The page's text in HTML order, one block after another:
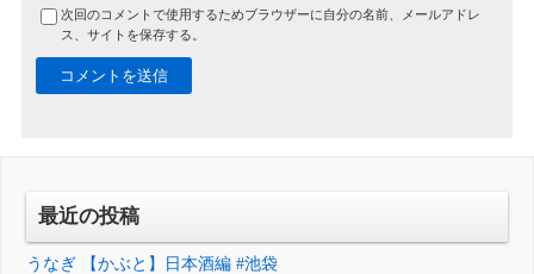
次回のコメントで使用するためブラウザーに自分の名前、メールアドレ
ス、サイトを保存する。
最近の投稿
うなぎ 【かぶと】日本酒編 #池袋